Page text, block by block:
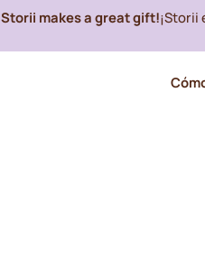
Storii makes a great gift!¡Storii